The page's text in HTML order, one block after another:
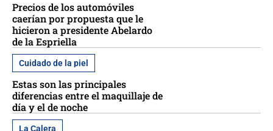
Precios de los automóviles
caerían por propuesta que le
hicieron a presidente Abelardo
de la Espriella
Cuidado de la piel
Estas son las principales
diferencias entre el maquillaje de
día y el de noche
La Calera